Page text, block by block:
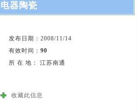
器陶瓷
发布日期：2008/11/14
有效时间： 90
所 在 地： 江苏南通
收藏此信息